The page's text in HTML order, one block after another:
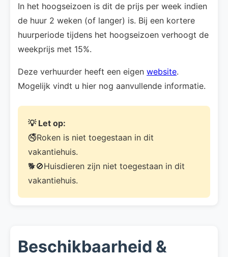
In het hoogseizoen is dit de prijs per week indien
de huur 2 weken (of langer) is. Bij een kortere
huurperiode tijdens het hoogseizoen verhoogt de
weekprijs met 15%.
Deze verhuurder heeft een eigen website.
Mogelijk vindt u hier nog aanvullende informatie.
💡 Let op:
🚭Roken is niet toegestaan in dit
vakantiehuis.
🐕🚫Huisdieren zijn niet toegestaan in dit
vakantiehuis.
Beschikbaarheid &